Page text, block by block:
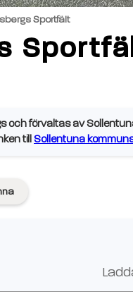
Sportfält
och förvaltas av
till Sollentuna